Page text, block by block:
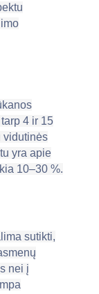
4 ir 15
vidutinės
yra apie
10–30 %.
sutikti,
nei į